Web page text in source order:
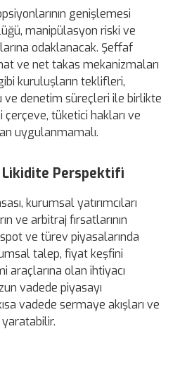
genişlemesi
manipülasyon riski ve
odaklanacak. Şeffaf
ve net takas mekanizmaları
kuruluşların teklifleri,
denetim süreçleri ile birlikte
tüketici hakları ve
uygulanmamalı.
Likidite Perspektifi
kurumsal yatırımcıları
ve arbitraj fırsatlarının
spot ve türev piyasalarında
talep, fiyat keşfini
araçlarına olan ihtiyacı
vadede piyasayı
vadede sermaye akışları ve